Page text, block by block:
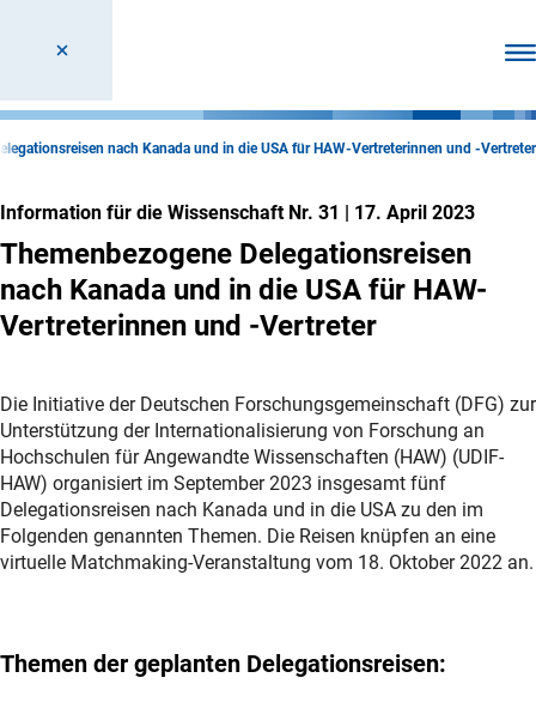
nach Kanada und in die USA für HAW-Vertreterinnen und -Vertreter
Information für die Wissenschaft Nr. 31 | 17. April 2023
Themenbezogene Delegationsreisen
nach Kanada und in die USA für HAW-
Vertreterinnen und -Vertreter
Die Initiative der Deutschen Forschungsgemeinschaft (DFG) zur
Unterstützung der Internationalisierung von Forschung an
Hochschulen für Angewandte Wissenschaften (HAW) (UDIF-
HAW) organisiert im September 2023 insgesamt fünf
Delegationsreisen nach Kanada und in die USA zu den im
Folgenden genannten Themen. Die Reisen knüpfen an eine
virtuelle Matchmaking-Veranstaltung vom 18. Oktober 2022 an.
Themen der geplanten Delegationsreisen: